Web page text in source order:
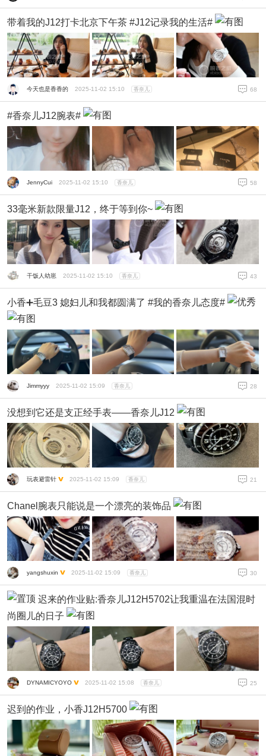
带着我的J12打卡北京下午茶 #J12记录我的生活#
今天也是香香的 2025-11-02 15:10 香奈儿 68
#香奈儿J12腕表#
JennyCui 2025-11-02 15:10 香奈儿 58
33毫米新款限量J12，终于等到你~
干饭人幼崽 2025-11-02 15:10 香奈儿 43
小香➕毛豆3 媳妇儿和我都圆满了 #我的香奈儿态度#
Jimmyyy 2025-11-02 15:09 香奈儿 28
没想到它还是支正经手表——香奈儿J12
玩表避雷针 2025-11-02 15:09 香奈儿 21
Chanel腕表只能说是一个漂亮的装饰品
yangshuxin 2025-11-02 15:09 香奈儿 30
迟来的作业贴:香奈儿J12H5702让我重温在法国混时
尚圈儿的日子
DYNAMICYOYO 2025-11-02 15:08 香奈儿 25
迟到的作业，小香J12H5700